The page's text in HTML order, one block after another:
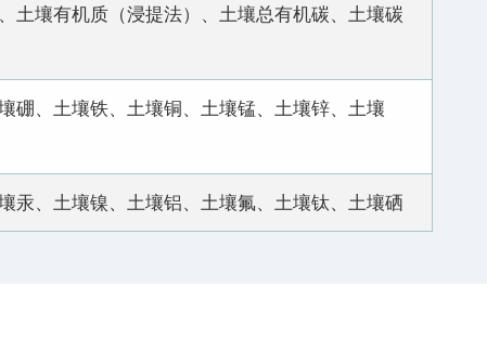
土壤有机质（浸提法）、土壤总有机碳、土壤碳
硼、土壤铁、土壤铜、土壤锰、土壤锌、土壤
汞、土壤镍、土壤铝、土壤氟、土壤钛、土壤硒